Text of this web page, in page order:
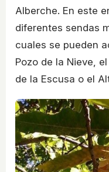
Alberche. En este
diferentes sendas
cuales se pueden
Pozo de la Nieve,
de la Escusa o el